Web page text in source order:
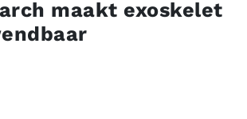
maakt exoskelet